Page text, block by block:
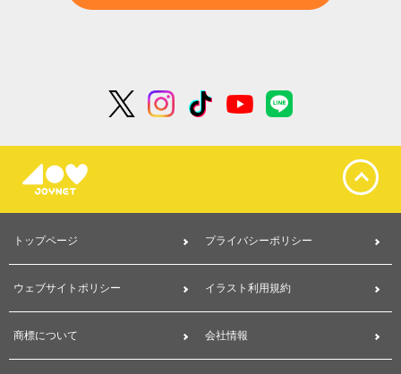
トップページ プライバシーポリシー
ウェブサイトポリシー イラスト利用規約
商標について 会社情報